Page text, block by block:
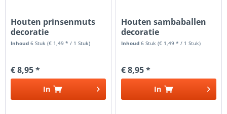
Houten prinsenmuts
decoratie
Inhoud6 Stuk(€ 1,49 * / 1 Stuk)
€ 8,95 *
In
Houten sambaballen
decoratie
Inhoud6 Stuk(€ 1,49 * / 1 Stuk)
€ 8,95 *
In